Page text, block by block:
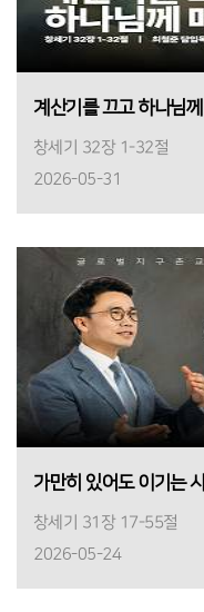
계산기를 끄고 하나님
창세기 32장 1-32절
2026-05-31
가만히 있어도 이기는
창세기 31장 17-55절
2026-05-24